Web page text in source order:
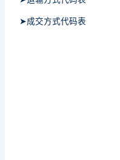
➤成交方式代码表